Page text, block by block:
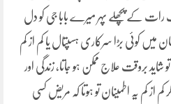
رات کے پچھلے پہر میرے بابا جی کو دل
میں کوئی بڑا سرکاری ہسپتال یا کم از کم
شاید بروقت علاج ممکن ہو جاتا، زندگی اور
از کم یہ اطمینان تو ہوتا کہ مریض کسی